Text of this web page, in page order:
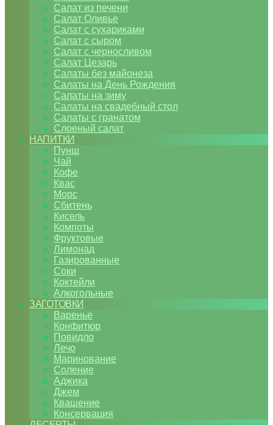
Салат из печени
Салат Оливье
Салат с сухариками
Салат с сыром
Салат с черносливом
Салат Цезарь
Салаты без майонеза
Салаты на День Рождения
Салаты на зиму
Салаты на свадебный стол
Салаты с гранатом
Слоеный салат
НАПИТКИ
Пунш
Чай
Кофе
Квас
Морс
Сбитень
Кисель
Компоты
Фруктовые
Лимонад
Газированные
Соки
Коктейли
Алкогольные
ЗАГОТОВКИ
Варенье
Конфитюр
Повидло
Лечо
Маринование
Соление
Аджика
Джем
Квашение
Консервация